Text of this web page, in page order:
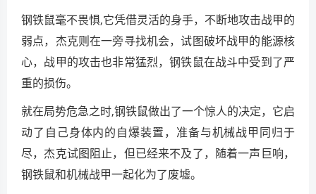
钢铁鼠毫不畏惧,它凭借灵活的身手，不断地攻击战甲的
弱点，杰克则在一旁寻找机会，试图破坏战甲的能源核
心，战甲的攻击也非常猛烈，钢铁鼠在战斗中受到了严
重的损伤。
就在局势危急之时,钢铁鼠做出了一个惊人的决定，它启
动了自己身体内的自爆装置，准备与机械战甲同归于
尽，杰克试图阻止，但已经来不及了，随着一声巨响，
钢铁鼠和机械战甲一起化为了废墟。